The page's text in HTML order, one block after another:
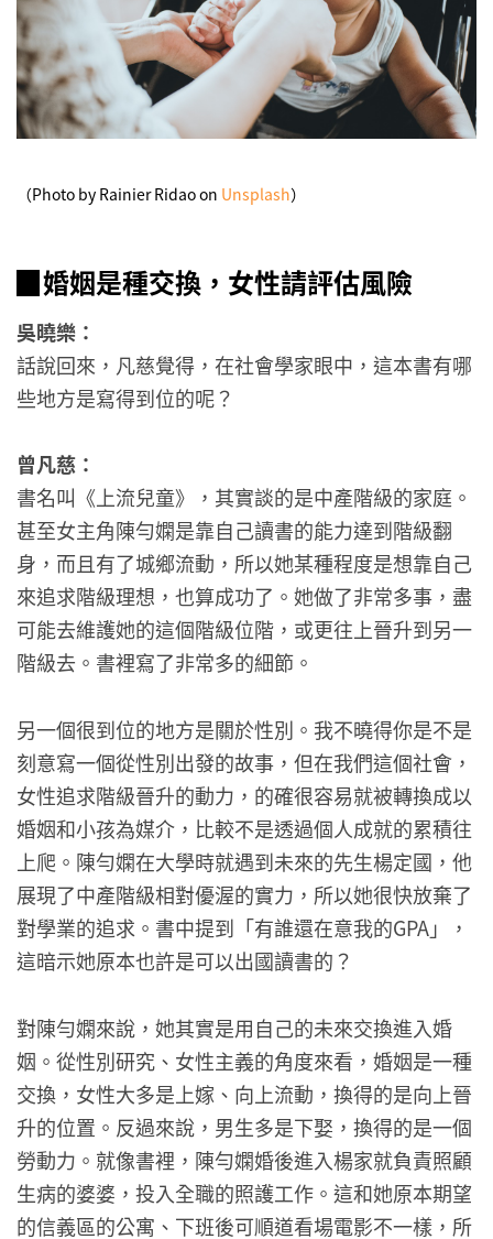
（Photo by Rainier Ridao on Unsplash）
▉婚姻是種交換，女性請評估風險
吳曉樂：
話說回來，凡慈覺得，在社會學家眼中，這本書有哪
些地方是寫得到位的呢？
曾凡慈：
書名叫《上流兒童》，其實談的是中產階級的家庭。
甚至女主角陳勻嫻是靠自己讀書的能力達到階級翻
身，而且有了城鄉流動，所以她某種程度是想靠自己
來追求階級理想，也算成功了。她做了非常多事，盡
可能去維護她的這個階級位階，或更往上晉升到另一
階級去。書裡寫了非常多的細節。
另一個很到位的地方是關於性別。我不曉得你是不是
刻意寫一個從性別出發的故事，但在我們這個社會，
女性追求階級晉升的動力，的確很容易就被轉換成以
婚姻和小孩為媒介，比較不是透過個人成就的累積往
上爬。陳勻嫻在大學時就遇到未來的先生楊定國，他
展現了中產階級相對優渥的實力，所以她很快放棄了
對學業的追求。書中提到「有誰還在意我的GPA」，
這暗示她原本也許是可以出國讀書的？
對陳勻嫻來說，她其實是用自己的未來交換進入婚
姻。從性別研究、女性主義的角度來看，婚姻是一種
交換，女性大多是上嫁、向上流動，換得的是向上晉
升的位置。反過來說，男生多是下娶，換得的是一個
勞動力。就像書裡，陳勻嫻婚後進入楊家就負責照顧
生病的婆婆，投入全職的照護工作。這和她原本期望
的信義區的公寓、下班後可順道看場電影不一樣，所